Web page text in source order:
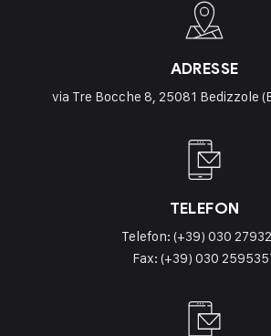
ADRESSE
via Tre Bocche 8, 25081 Bedizzole
TELEFON
Telefon: (+39) 030
Fax: (+39) 030